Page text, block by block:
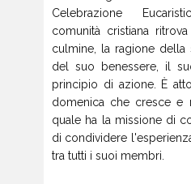
Celebrazione
comunità cristiana
culmine, la ragione della
del suo benessere, il
principio di azione. È
domenica che cresce e
quale ha la missione di
di condividere
tra tutti i suoi membri.